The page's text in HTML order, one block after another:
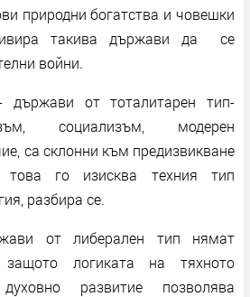
природни богатства и човешки
такива държави да се
войни.
държави от тоталитарен тип-
социализъм, модерен
са склонни към предизвикване
го изисква техния тип
разбира се.
от либерален тип нямат
логиката на тяхното
развитие позволява